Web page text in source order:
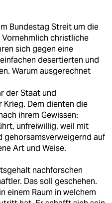
Bundestag Streit um die
Vornehmlich christliche
sich gegen eine
desertierten und
Warum ausgerechnet
der Staat und
Dem dienten die
ihrem Gewissen:
unfreiwillig, weil mit
gehorsamsverweigernd auf
Art und Weise.
nachforschen
Das soll geschehen.
einem Raum in welchem